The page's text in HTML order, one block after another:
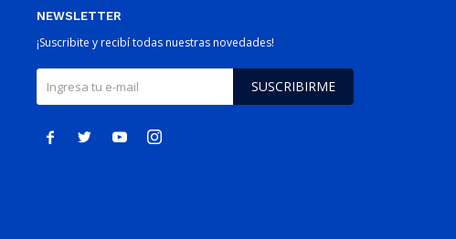
NEWSLETTER
¡Suscribite y recibí todas nuestras novedades!
SUSCRIBIRME
   